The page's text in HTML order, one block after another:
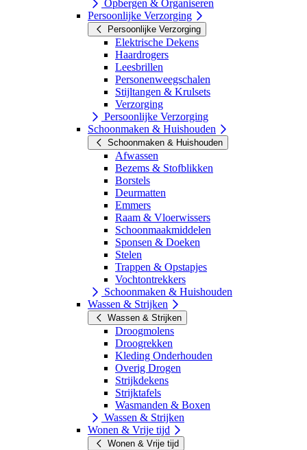
Opbergen & Organiseren
Persoonlijke Verzorging
Persoonlijke Verzorging
Elektrische Dekens
Haardrogers
Leesbrillen
Personenweegschalen
Stijltangen & Krulsets
Verzorging
Persoonlijke Verzorging
Schoonmaken & Huishouden
Schoonmaken & Huishouden
Afwassen
Bezems & Stofblikken
Borstels
Deurmatten
Emmers
Raam & Vloerwissers
Schoonmaakmiddelen
Sponsen & Doeken
Stelen
Trappen & Opstapjes
Vochtontrekkers
Schoonmaken & Huishouden
Wassen & Strijken
Wassen & Strijken
Droogmolens
Droogrekken
Kleding Onderhouden
Overig Drogen
Strijkdekens
Strijktafels
Wasmanden & Boxen
Wassen & Strijken
Wonen & Vrije tijd
Wonen & Vrije tijd